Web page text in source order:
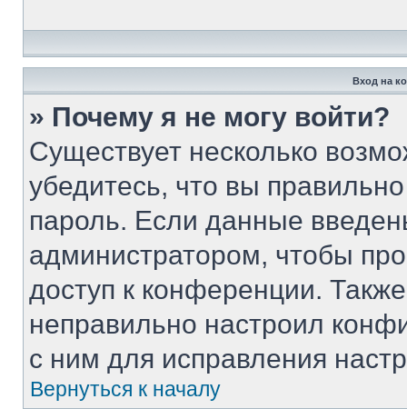
Вход на
» Почему я не могу войти?
Существует несколько
убедитесь, что вы
пароль. Если данные
администратором, чтобы
доступ к конференции.
неправильно настроил
с ним для исправления
Вернуться к началу